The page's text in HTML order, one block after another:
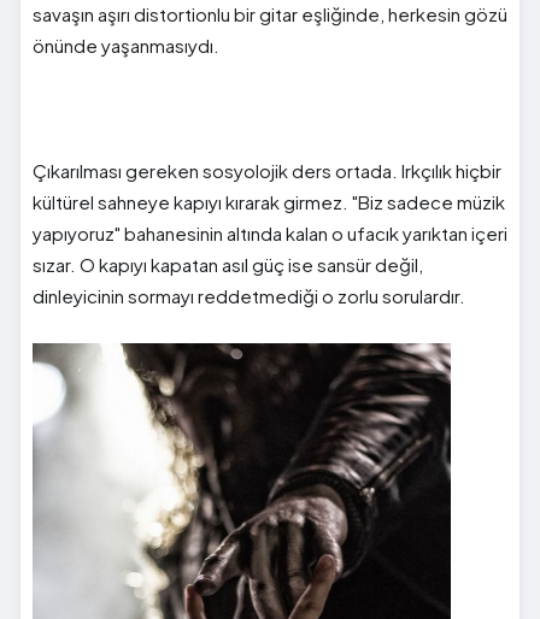
savaşın aşırı distortionlu bir gitar eşliğinde, herkesin gözü
önünde yaşanmasıydı.
Çıkarılması gereken sosyolojik ders ortada. Irkçılık hiçbir
kültürel sahneye kapıyı kırarak girmez. "Biz sadece müzik
yapıyoruz" bahanesinin altında kalan o ufacık yarıktan içeri
sızar. O kapıyı kapatan asıl güç ise sansür değil,
dinleyicinin sormayı reddetmediği o zorlu sorulardır.